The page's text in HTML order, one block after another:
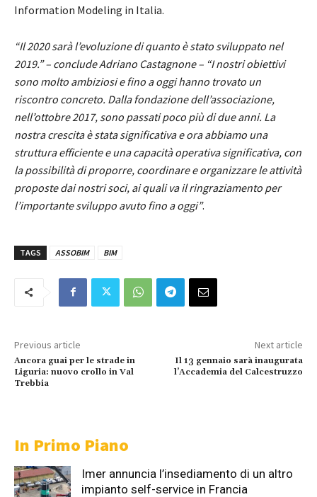
Information Modeling in Italia.
“Il 2020 sarà l’evoluzione di quanto è stato sviluppato nel
2019.” – conclude Adriano Castagnone – “I nostri obiettivi
sono molto ambiziosi e fino a oggi hanno trovato un
riscontro concreto. Dalla fondazione dell’associazione,
nell’ottobre 2017, sono passati poco più di due anni. La
nostra crescita è stata significativa e ora abbiamo una
struttura efficiente e una capacità operativa significativa, con
la possibilità di proporre, coordinare e organizzare le attività
proposte dai nostri soci, ai quali va il ringraziamento per
l’importante sviluppo avuto fino a oggi”.
TAGS ASSOBIM BIM
Previous article
Ancora guai per le strade in
Liguria: nuovo crollo in Val
Trebbia
Next article
Il 13 gennaio sarà inaugurata
l’Accademia del Calcestruzzo
In Primo Piano
Imer annuncia l’insediamento di un altro
impianto self-service in Francia